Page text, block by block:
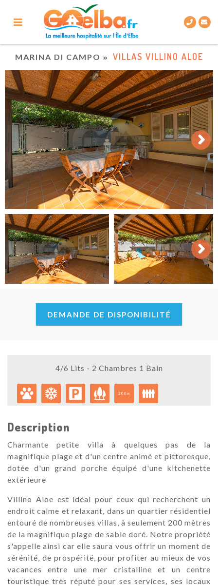
MARINA DI CAMPO VILLAS VILLINO ALOE
Next
Next
DEMANDE DE DISPONIBILITÉ
4/6 Lits - 2 Chambres 1 Bain
200m
Description
Charmante petite villa à quelques pas de la
magnifique plage et d'un centre animé et pittoresque,
dotée d'un grand porche équipé d'une kitchenette
extérieure
Villino Aloe est idéal pour ceux qui recherchent un
endroit calme et relaxant, dans un quartier résidentiel
entouré de nombreuses villas, à seulement 200 mètres
de la magnifique plage de sable doré. Notre propriété
s'appelle ainsi car elle saura vous offrir un moment de
sérénité, de prospérité, pour profiter au mieux de vos
vacances entre une mer cristalline et un centre
touristique très réputé pour ses services, ses locaux